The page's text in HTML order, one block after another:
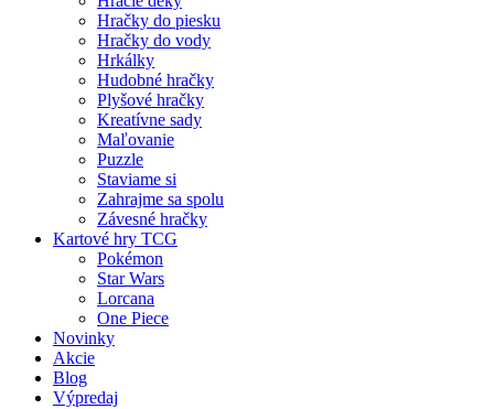
Hračky do piesku
Hračky do vody
Hrkálky
Hudobné hračky
Plyšové hračky
Kreatívne sady
Maľovanie
Puzzle
Staviame si
Zahrajme sa spolu
Závesné hračky
Kartové hry TCG
Pokémon
Star Wars
Lorcana
One Piece
Novinky
Akcie
Blog
Výpredaj